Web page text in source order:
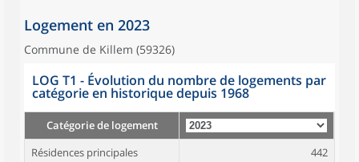
Logement en 2023
Commune de Killem (59326)
LOG T1 - Évolution du nombre de logements par
catégorie en historique depuis 1968
Catégorie de logement
Résidences principales
442